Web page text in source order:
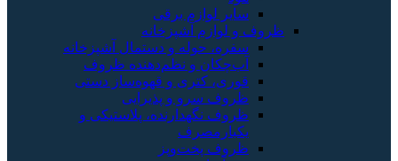
سایر لوازم برقی
ظروف و لوازم آشپزخانه
سفره، حوله و دستمال آشپزخانه
آب‌چکان و نظم‌دهنده ظروف
قوری، کتری و قهوه‌ساز دستی
ظروف سرو و پذیرایی
ظروف نگهدارنده، پلاستیکی و
یکبارمصرف
ظروف پخت‌وپز